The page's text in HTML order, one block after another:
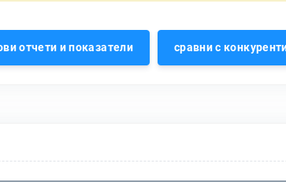
отчети и показатели сравни с